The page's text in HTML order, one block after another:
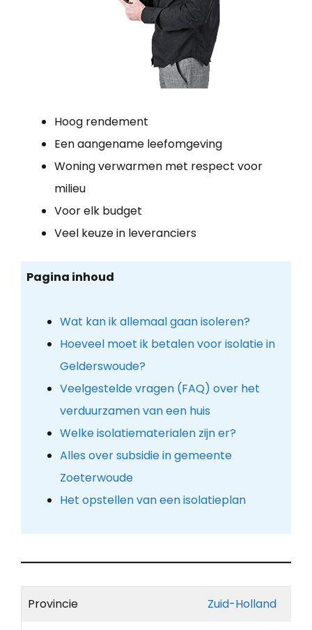
Hoog rendement
Een aangename leefomgeving
Woning verwarmen met respect voor
milieu
Voor elk budget
Veel keuze in leveranciers
Pagina inhoud
Wat kan ik allemaal gaan isoleren?
Hoeveel moet ik betalen voor isolatie in
Gelderswoude?
Veelgestelde vragen (FAQ) over het
verduurzamen van een huis
Welke isolatiematerialen zijn er?
Alles over subsidie in gemeente
Zoeterwoude
Het opstellen van een isolatieplan
Provincie Zuid-Holland